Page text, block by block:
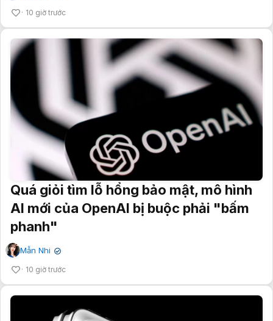
10 giờ trước
Quá giỏi tìm lỗ hổng bảo mật, mô hình
AI mới của OpenAI bị buộc phải "bấm
phanh"
Mẫn Nhi ✔
10 giờ trước